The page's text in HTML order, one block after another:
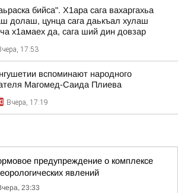
бийса". Х1ара сага вахаргахьа
долаш, цунца сага даькъал хулаш
х1амаех да, сага ший дин довзар
17:53
вспоминают народного
Магомед-Саида Плиева
Вчера, 17:19
предупреждение о комплексе
явлений
23:33